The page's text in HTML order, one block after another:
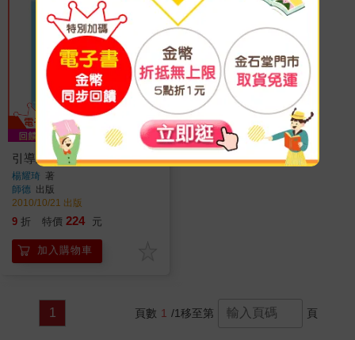
引導式英文寫作（教師本）
楊耀琦 著
師德 出版
2010/10/21 出版
9 折 特價 224 元
加入購物車
1 頁數 1 /1移至第 頁